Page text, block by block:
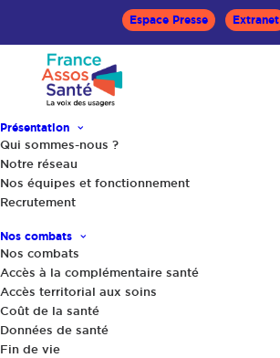
Espace Presse Extranet
Présentation
Qui sommes-nous ?
Notre réseau
Nos équipes et fonctionnement
Recrutement
Nos combats
Nos combats
Accès à la complémentaire santé
Accès territorial aux soins
Coût de la santé
Données de santé
Fin de vie
Accueil